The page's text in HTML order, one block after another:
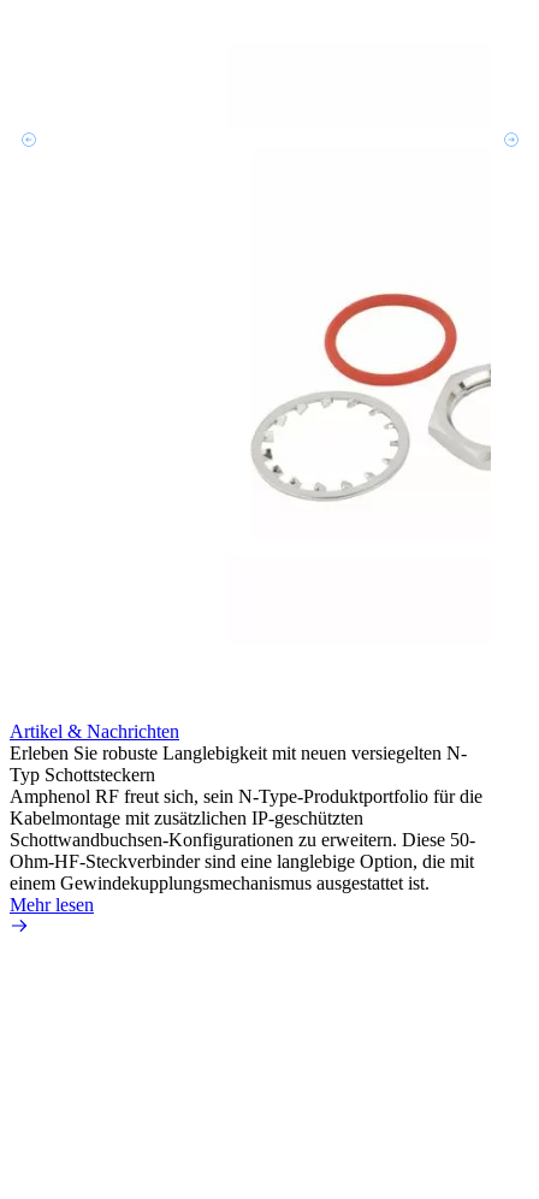
Artikel & Nachrichten
Erleben Sie robuste Langlebigkeit mit neuen versiegelten N-
Typ Schottsteckern
Amphenol RF freut sich, sein N-Type-Produktportfolio für die
Kabelmontage mit zusätzlichen IP-geschützten
Schottwandbuchsen-Konfigurationen zu erweitern. Diese 50-
Ohm-HF-Steckverbinder sind eine langlebige Option, die mit
einem Gewindekupplungsmechanismus ausgestattet ist.
Mehr lesen